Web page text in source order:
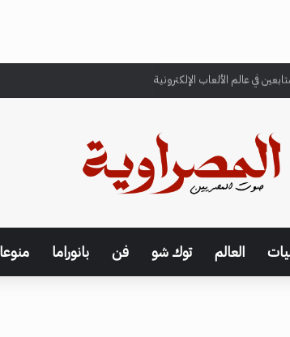
العالم توك شو فن بانوراما